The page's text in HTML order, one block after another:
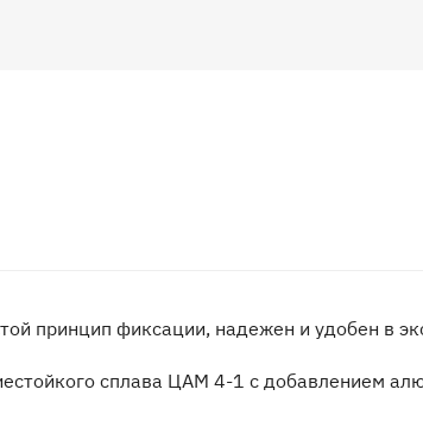
принцип фиксации, надежен и удобен в
сплава ЦАМ 4-1 с добавлением